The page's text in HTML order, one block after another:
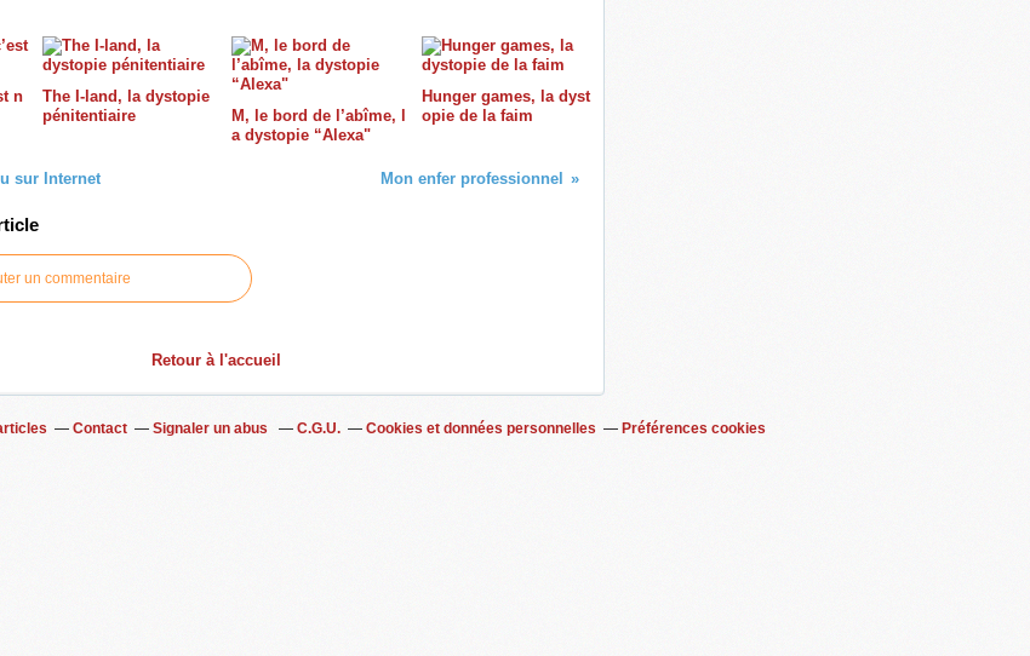
n
The I-land, la dystopie
pénitentiaire
M, le bord de l’abîme, l
a dystopie “Alexa"
Hunger games, la dyst
opie de la faim
sur Internet Mon enfer professionnel
un commentaire
Retour à l'accueil
Contact Signaler un abus C.G.U. Cookies et données personnelles Préférences cookies